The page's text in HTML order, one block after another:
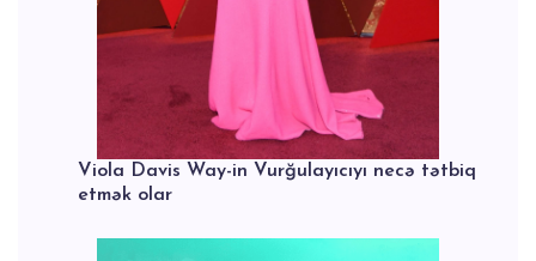
Viola Davis Way-in Vurğulayıcıyı necə tətbiq
etmək olar